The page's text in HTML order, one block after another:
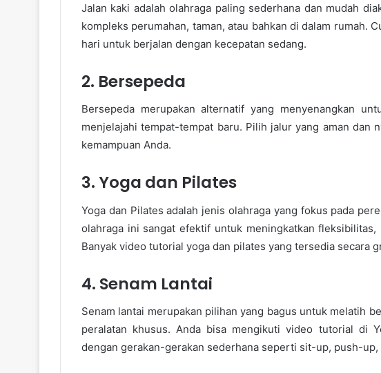
Jalan kaki adalah olahraga paling sederhana dan mudah
kompleks perumahan, taman, atau bahkan di dalam rumah.
hari untuk berjalan dengan kecepatan sedang.
2. Bersepeda
Bersepeda merupakan alternatif yang menyenangkan
menjelajahi tempat-tempat baru. Pilih jalur yang aman dan
kemampuan Anda.
3. Yoga dan Pilates
Yoga dan Pilates adalah jenis olahraga yang fokus pada
olahraga ini sangat efektif untuk meningkatkan
Banyak video tutorial yoga dan pilates yang tersedia secara
4. Senam Lantai
Senam lantai merupakan pilihan yang bagus untuk melatih
peralatan khusus. Anda bisa mengikuti video tutorial di
dengan gerakan-gerakan sederhana seperti sit-up, push-up,